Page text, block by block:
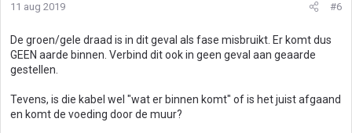
11 aug 2019 #6
De groen/gele draad is in dit geval als fase misbruikt. Er komt dus
GEEN aarde binnen. Verbind dit ook in geen geval aan geaarde
gestellen.
Tevens, is die kabel wel "wat er binnen komt" of is het juist afgaand
en komt de voeding door de muur?